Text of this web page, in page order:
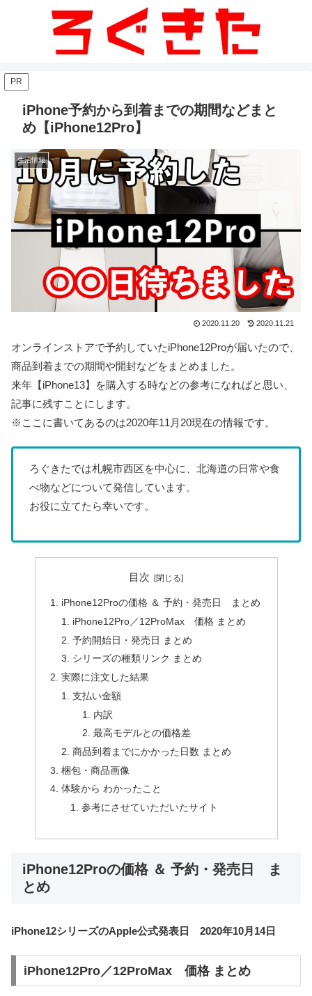
PR
iPhone予約から到着までの期間などまと
め【iPhone12Pro】
生活情報
2020.11.20 2020.11.21
オンラインストアで予約していたiPhone12Proが届いたので、
商品到着までの期間や開封などをまとめました。
来年【iPhone13】を購入する時などの参考になればと思い、
記事に残すことにします。
※ここに書いてあるのは2020年11月20現在の情報です。
ろぐきたでは札幌市西区を中心に、北海道の日常や食
べ物などについて発信しています。
お役に立てたら幸いです。
目次
iPhone12Proの価格 ＆ 予約・発売日 まとめ
iPhone12Pro／12ProMax 価格 まとめ
予約開始日・発売日 まとめ
シリーズの種類リンク まとめ
実際に注文した結果
支払い金額
内訳
最高モデルとの価格差
商品到着までにかかった日数 まとめ
梱包・商品画像
体験から わかったこと
参考にさせていただいたサイト
iPhone12Proの価格 ＆ 予約・発売日 ま
とめ
iPhone12シリーズのApple公式発表日 2020年10月14日
iPhone12Pro／12ProMax 価格 まとめ